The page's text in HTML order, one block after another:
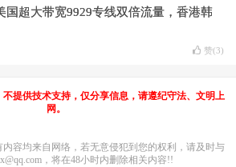
国超大带宽9929专线双倍流量，香港韩
赞(3)
提供技术支持，仅分享信息，请遵纪守法、文明上
网。
内容均来自网络，若无意侵犯到您的权利，请及时与
，将在48小时内删除相关内容!!